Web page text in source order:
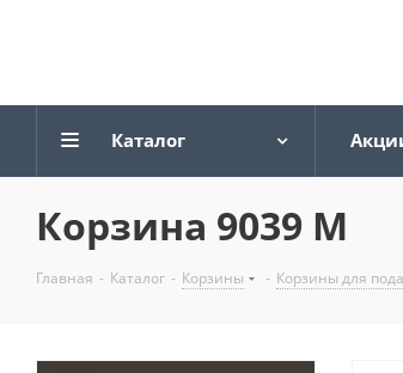
Каталог
Корзина 9039 M
Главная - Каталог - Корзины - Корзины для